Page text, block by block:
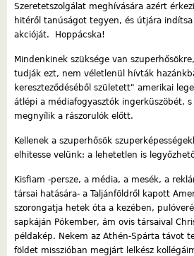
Szeretetszolgálat meghívására azért
hitéről tanúságot tegyen, és útjára
akcióját. Hoppácska!
Mindenkinek szüksége van
tudják ezt, nem véletlenül hívták
kereszteződéséből született" amerikai
átlépi a médiafogyasztók ingerküszöbét,
megnyílik a rászorulók előtt.
Kellenek a szuperhősök
elhitesse velünk: a lehetetlen is
Kisfiam -persze, a média, a mesék, a
társai hatására- a Taljánföldről kapott
szorongatja hetek óta a kezében,
sapkáján Pókember, ám ovis társaival
példakép. Nekem az Athén-Spárta távot
földet misszióban megjárt lelkész